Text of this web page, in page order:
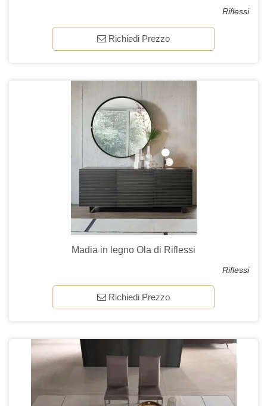
Riflessi
Richiedi Prezzo
Madia in legno Ola di Riflessi
Riflessi
Richiedi Prezzo